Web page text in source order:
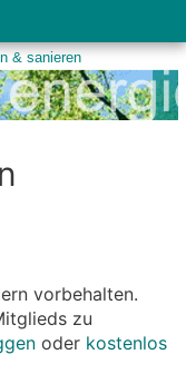
vorbehalten.
zu
oder kostenlos